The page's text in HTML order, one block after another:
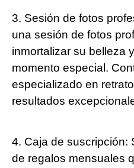
3. Sesión de fotos
una sesión de fotos
inmortalizar su belleza
momento especial.
especializado en
resultados
4. Caja de suscripción:
de regalos mensuales